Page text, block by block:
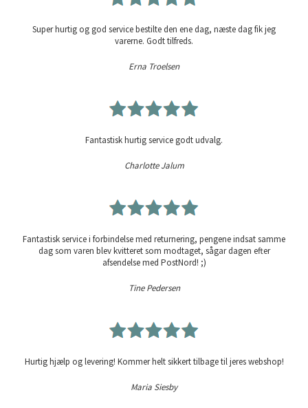
Super hurtig og god service bestilte den ene dag, næste dag fik jeg
varerne. Godt tilfreds.
Erna Troelsen
Fantastisk hurtig service godt udvalg.
Charlotte Jalum
Fantastisk service i forbindelse med returnering, pengene indsat samme
dag som varen blev kvitteret som modtaget, sågar dagen efter
afsendelse med PostNord! ;)
Tine Pedersen
Hurtig hjælp og levering! Kommer helt sikkert tilbage til jeres webshop!
Maria Siesby